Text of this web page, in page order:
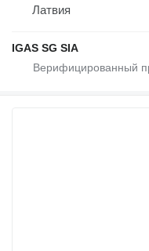
Латвия
IGAS SG SIA